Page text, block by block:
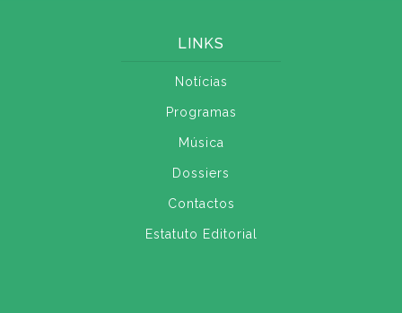
LINKS
Notícias
Programas
Música
Dossiers
Contactos
Estatuto Editorial